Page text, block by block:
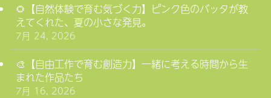
🌻【自然体験で育む気づく力】ピンク色のバッタが教
えてくれた、夏の小さな発見。
7月 24, 2026
🎨【自由工作で育む創造力】一緒に考える時間から生
まれた作品たち
7月 16, 2026